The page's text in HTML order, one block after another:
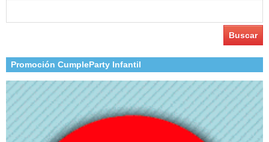
Promoción CumpleParty Infantil